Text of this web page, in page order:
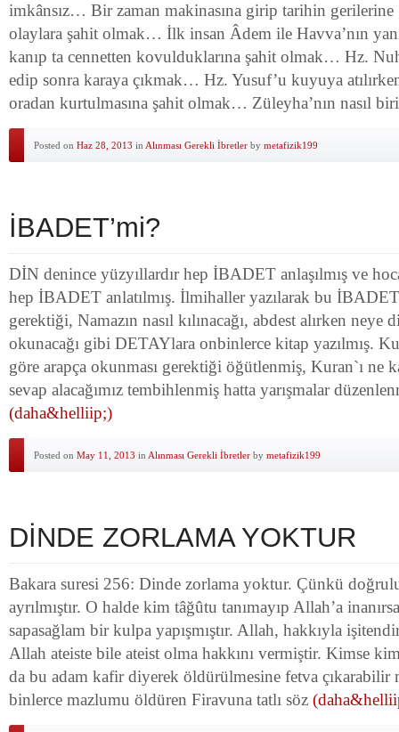
imkânsız… Bir zaman makinasına girip tarihin
olaylara şahit olmak… İlk insan Âdem ile Havva’nın
kanıp ta cennetten kovulduklarına şahit olmak… Hz.
edip sonra karaya çıkmak… Hz. Yusuf’u kuyuya
oradan kurtulmasına şahit olmak… Züleyha’nın nasıl
Posted on Haz 28, 2013 in Alınması Gerekli İbretler by metafizik199
İBADET’mi?
DİN denince yüzyıllardır hep İBADET anlaşılmış ve
hep İBADET anlatılmış. İlmihaller yazılarak bu
gerektiği, Namazın nasıl kılınacağı, abdest alırken neye
okunacağı gibi DETAYlara onbinlerce kitap yazılmış.
göre arapça okunması gerektiği öğütlenmiş, Kuran`ı ne
sevap alacağımız tembihlenmiş hatta yarışmalar
(daha&helliip;)
Posted on May 11, 2013 in Alınması Gerekli İbretler by metafizik199
DİNDE ZORLAMA YOKTUR
Bakara suresi 256: Dinde zorlama yoktur. Çünkü
ayrılmıştır. O halde kim tâğûtu tanımayıp Allah’a
sapasağlam bir kulpa yapışmıştır. Allah, hakkıyla
Allah ateiste bile ateist olma hakkını vermiştir. Kimse
da bu adam kafir diyerek öldürülmesine fetva çıkarabilir
binlerce mazlumu öldüren Firavuna tatlı söz